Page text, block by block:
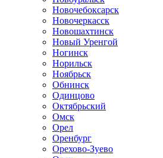
Новочебоксарск
Новочеркасск
Новошахтинск
Новый Уренгой
Ногинск
Норильск
Ноябрьск
Обнинск
Одинцово
Октябрьский
Омск
Орел
Оренбург
Орехово-Зуево